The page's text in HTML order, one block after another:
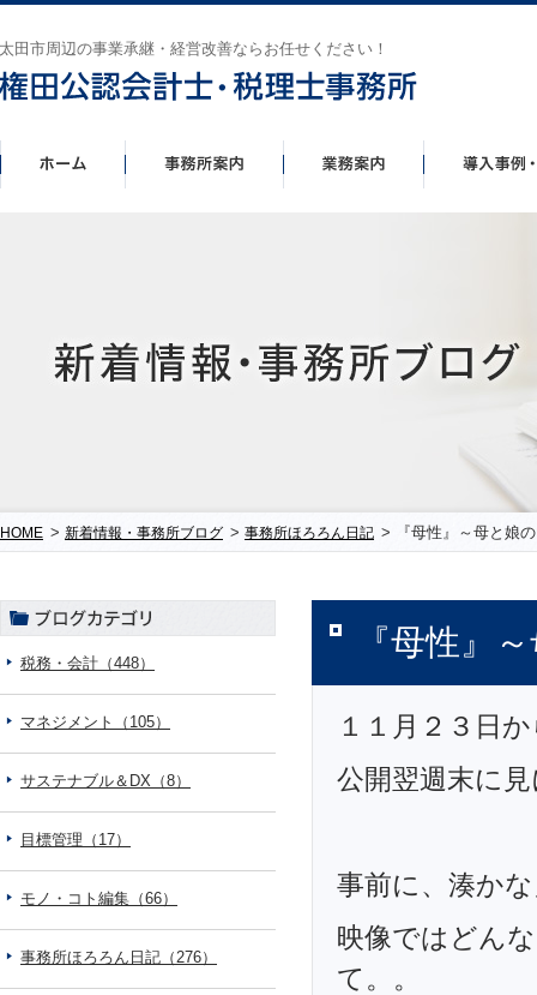
太田市周辺の事業承継・経営改善ならお任せください！
HOME > 新着情報・事務所ブログ > 事務所ほろろん日記 > 『母性』～母と娘
『母性』
１１月２３日
公開翌週末に
事前に、湊か
映像ではどん
て。。
税務・会計（448）
マネジメント（105）
サステナブル＆DX（8）
目標管理（17）
モノ・コト編集（66）
事務所ほろろん日記（276）